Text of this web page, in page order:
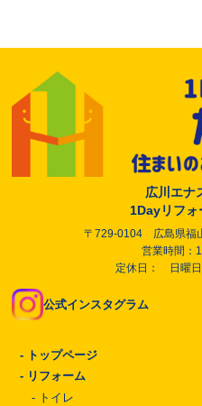
広川エナ
1Dayリフォ
〒729-0104 広島県福
営業時間：
定休日： 日曜日
公式インスタグラム
- トップページ
- リフォーム
- トイレ